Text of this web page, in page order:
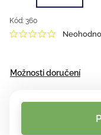
Kód: 360
Možnosti doručení